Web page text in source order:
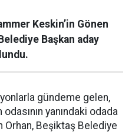
Keskin’in Gönen
Başkan aday
gündeme gelen,
yanındaki odada
Orhan, Beşiktaş Belediye